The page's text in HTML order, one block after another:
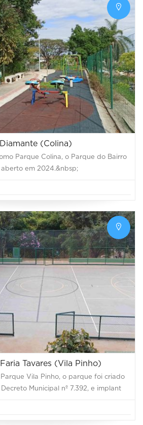
(Colina)
Parque Colina, o Parque do Bairro
em 2024.&nbsp;
Tavares (Vila Pinho)
Vila Pinho, o parque foi criado
Municipal nº 7.392, e implant